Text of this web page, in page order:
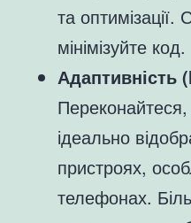
та
мінімізуйте код.
Адаптивність
ідеально
пристроях,
телефонах.